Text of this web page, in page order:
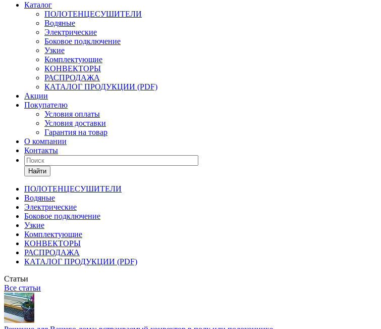
Каталог
ПОЛОТЕНЦЕСУШИТЕЛИ
Водяные
Электрические
Боковое подключение
Узкие
Комплектующие
КОНВЕКТОРЫ
РАСПРОДАЖА
КАТАЛОГ ПРОДУКЦИИ (PDF)
Акции
Покупателю
Условия оплаты
Условия доставки
Гарантия на товар
О компании
Контакты
Найти
ПОЛОТЕНЦЕСУШИТЕЛИ
Водяные
Электрические
Боковое подключение
Узкие
Комплектующие
КОНВЕКТОРЫ
РАСПРОДАЖА
КАТАЛОГ ПРОДУКЦИИ (PDF)
Статьи
Все статьи